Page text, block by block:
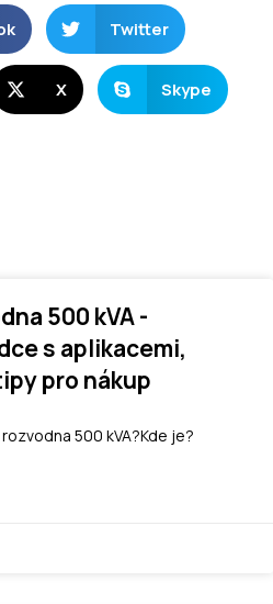
Twitter
X Skype
500 kVA -
s aplikacemi,
pro nákup
500 kVA?Kde je?